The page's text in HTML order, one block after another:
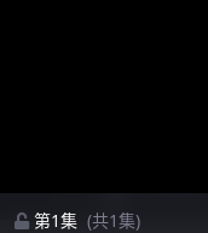
第1集 (共1集)